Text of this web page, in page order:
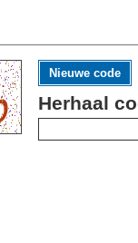
Nieuwe code
Herhaal